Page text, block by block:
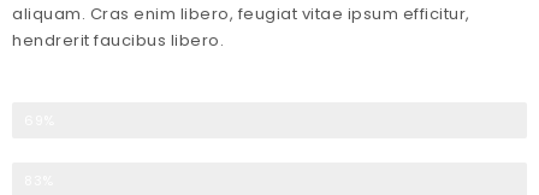
aliquam. Cras enim libero, feugiat vitae ipsum efficitur,
hendrerit faucibus libero.